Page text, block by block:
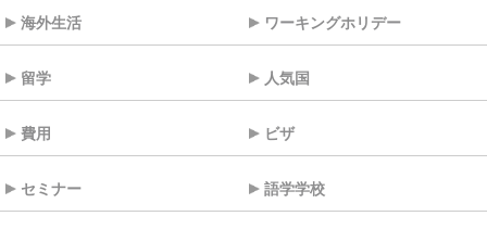
海外生活 ワーキングホリデー
留学 人気国
費用 ビザ
セミナー 語学学校